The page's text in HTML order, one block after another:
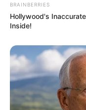
BRAINBERRIES
Hollywood's
Inside!